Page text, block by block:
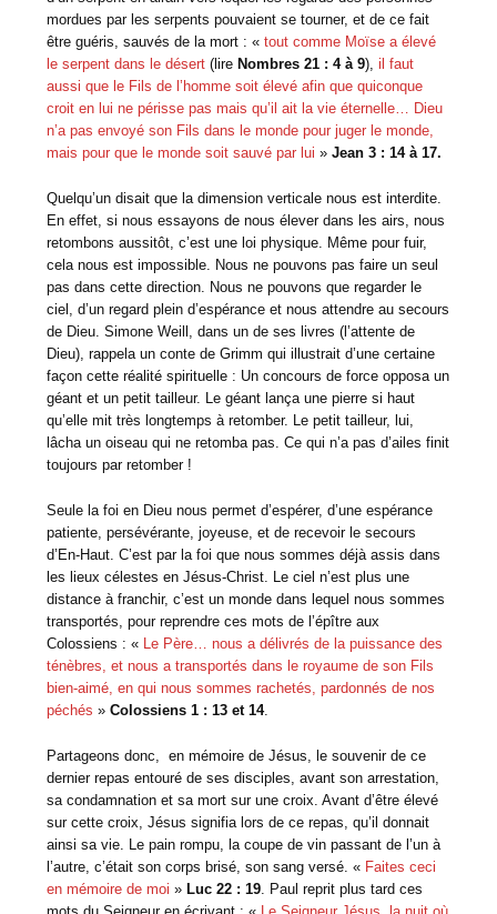
mordues par les serpents pouvaient se tourner, et de ce fait
être guéris, sauvés de la mort : «tout comme Moïse a élevé
le serpent dans le désert (lire Nombres 21 : 4 à 9),il faut
aussi que le Fils de l’homme soit élevé afin que quiconque
croit en lui ne périsse pas mais qu’il ait la vie éternelle… Dieu
n’a pas envoyé son Fils dans le monde pour juger le monde,
mais pour que le monde soit sauvé par lui »Jean 3 : 14 à 17.
Quelqu’un disait que la dimension verticale nous est interdite.
En effet, si nous essayons de nous élever dans les airs, nous
retombons aussitôt, c’est une loi physique. Même pour fuir,
cela nous est impossible. Nous ne pouvons pas faire un seul
pas dans cette direction. Nous ne pouvons que regarder le
ciel, d’un regard plein d’espérance et nous attendre au secours
de Dieu. Simone Weill, dans un de ses livres (l’attente de
Dieu), rappela un conte de Grimm qui illustrait d’une certaine
façon cette réalité spirituelle : Un concours de force opposa un
géant et un petit tailleur. Le géant lança une pierre si haut
qu’elle mit très longtemps à retomber. Le petit tailleur, lui,
lâcha un oiseau qui ne retomba pas. Ce qui n’a pas d’ailes finit
toujours par retomber !
Seule la foi en Dieu nous permet d’espérer, d’une espérance
patiente, persévérante, joyeuse, et de recevoir le secours
d’En-Haut. C’est par la foi que nous sommes déjà assis dans
les lieux célestes en Jésus-Christ. Le ciel n’est plus une
distance à franchir, c’est un monde dans lequel nous sommes
transportés, pour reprendre ces mots de l’épître aux
Colossiens : «
Le Père… nous a délivrés de la puissance des
ténèbres, et nous a transportés dans le royaume de son Fils
bien-aimé, en qui nous sommes rachetés, pardonnés de nos
péchés »Colossiens 1 : 13 et 14.
Partageons donc, en mémoire de Jésus, le souvenir de ce
dernier repas entouré de ses disciples, avant son arrestation,
sa condamnation et sa mort sur une croix. Avant d’être élevé
sur cette croix, Jésus signifia lors de ce repas, qu’il donnait
ainsi sa vie. Le pain rompu, la coupe de vin passant de l’un à
l’autre, c’était son corps brisé, son sang versé. « Faites ceci
en mémoire de moi » Luc 22 : 19 . Paul reprit plus tard ces